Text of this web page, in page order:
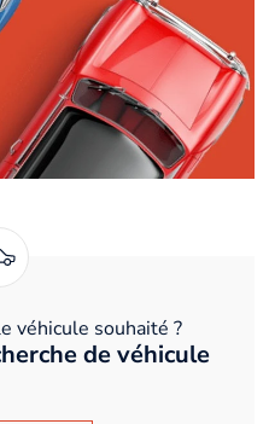
véhicule souhaité ?
de véhicule